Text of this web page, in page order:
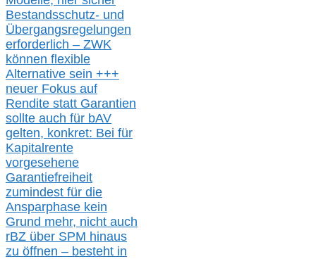
Bestandsschutz- und
Übergangsregelungen
erforderlich – ZWK
können flexible
Alternative sein +++
neuer Fokus auf
Rendite statt Garantien
sollte auch für bAV
gelten, konkret: Bei für
Kapitalrente
vorgesehene
Garantiefreiheit
zumindest für die
Ansparphase kein
Grund mehr, nicht auch
rBZ über SPM hinaus
zu öffnen – besteht in